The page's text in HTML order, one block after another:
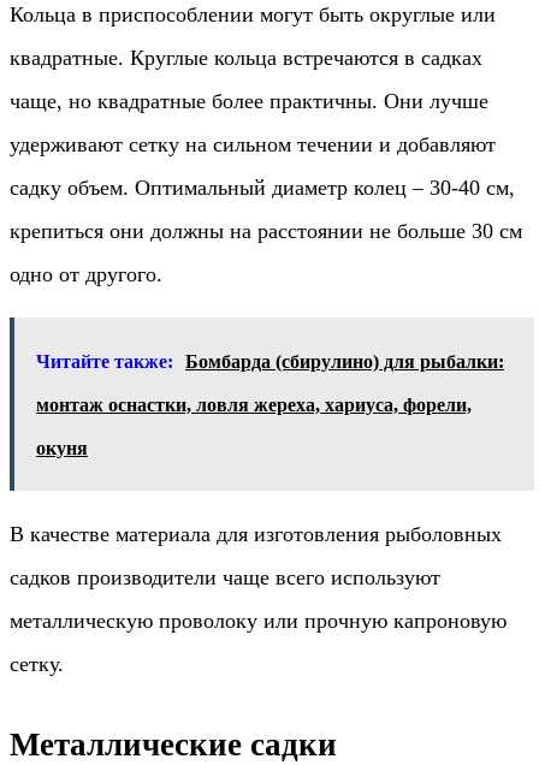
Кольца в приспособлении могут быть округлые или
квадратные. Круглые кольца встречаются в садках
чаще, но квадратные более практичны. Они лучше
удерживают сетку на сильном течении и добавляют
садку объем. Оптимальный диаметр колец – 30-40 см,
крепиться они должны на расстоянии не больше 30 см
одно от другого.
Читайте также: Бомбарда (сбирулино) для рыбалки:
монтаж оснастки, ловля жереха, хариуса, форели,
окуня
В качестве материала для изготовления рыболовных
садков производители чаще всего используют
металлическую проволоку или прочную капроновую
сетку.
Металлические садки